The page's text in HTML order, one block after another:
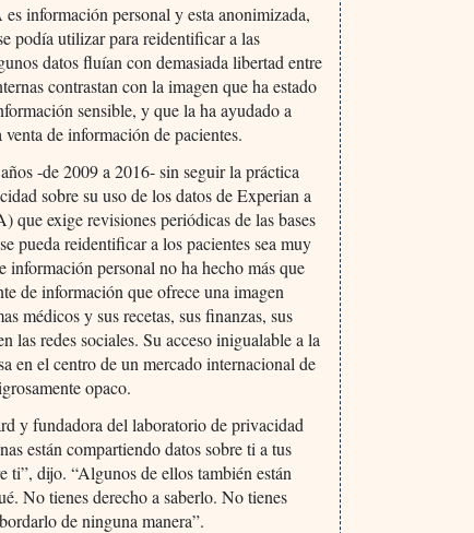
información personal y esta anonimizada,
podía utilizar para reidentificar a las
datos fluían con demasiada libertad entre
contrastan con la imagen que ha estado
sensible, y que la ha ayudado a
de información de pacientes.
-de 2009 a 2016- sin seguir la práctica
sobre su uso de los datos de Experian a
exige revisiones periódicas de las bases
pueda reidentificar a los pacientes sea muy
personal no ha hecho más que
de información que ofrece una imagen
médicos y sus recetas, sus finanzas, sus
las redes sociales. Su acceso inigualable a la
en el centro de un mercado internacional de
opaco.
y fundadora del laboratorio de privacidad
están compartiendo datos sobre ti a tus
ti”, dijo. “Algunos de ellos también están
No tienes derecho a saberlo. No tienes
de ninguna manera”.